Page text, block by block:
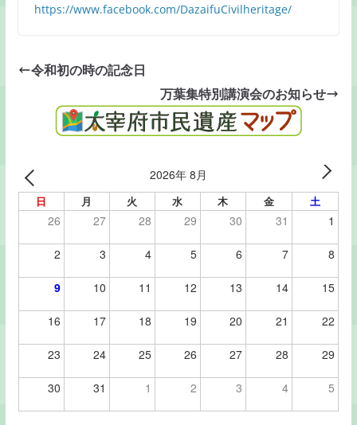
https://www.facebook.com/DazaifuCivilheritage/
令和初の時の記念日
万葉集特別講演会のお知らせ
2026年 8月
日 月 火 水 木 金 土
26 27 28 29 30 31 1
2 3 4 5 6 7 8
9 10 11 12 13 14 15
16 17 18 19 20 21 22
23 24 25 26 27 28 29
30 31 1 2 3 4 5